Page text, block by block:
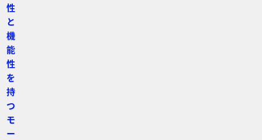
性
と
機
能
性
を
持
つ
モ
ー